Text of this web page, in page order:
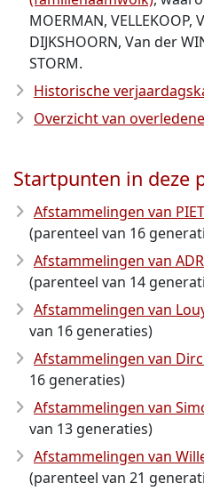
MOERMAN, VELLEKOOP,
DIJKSHOORN, Van der
STORM.
Historische
Overzicht van
Startpunten in deze
Afstammelingen van
(parenteel van 16
Afstammelingen van
(parenteel van 14
Afstammelingen van
van 16 generaties)
Afstammelingen van
16 generaties)
Afstammelingen van
van 13 generaties)
Afstammelingen van
(parenteel van 21